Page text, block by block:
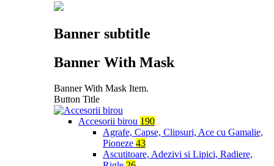
Banner subtitle
Banner With Mask
Banner With Mask Item.
Button Title
Accesorii birou 190
Agrafe, Capse, Clipsuri, Ace cu Gamalie,
Pioneze 43
Ascutitoare, Adezivi si Lipici, Radiere,